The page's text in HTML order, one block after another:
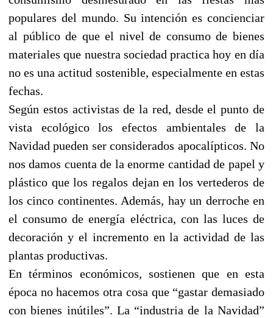
populares del mundo. Su intención es concienciar
al público de que el nivel de consumo de bienes
materiales que nuestra sociedad practica hoy en día
no es una actitud sostenible, especialmente en estas
fechas.
Según estos activistas de la red, desde el punto de
vista ecológico los efectos ambientales de la
Navidad pueden ser considerados apocalípticos. No
nos damos cuenta de la enorme cantidad de papel y
plástico que los regalos dejan en los vertederos de
los cinco continentes. Además, hay un derroche en
el consumo de energía eléctrica, con las luces de
decoración y el incremento en la actividad de las
plantas productivas.
En términos económicos, sostienen que en esta
época no hacemos otra cosa que “gastar demasiado
con bienes inútiles”. La “industria de la Navidad”